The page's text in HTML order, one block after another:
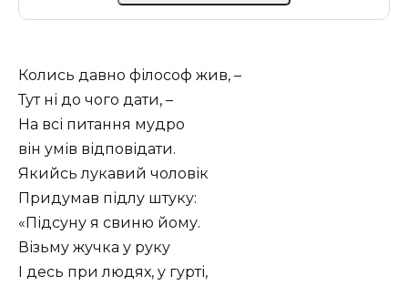
Колись давно філософ жив, –
Тут ні до чого дати, –
На всі питання мудро
він умів відповідати.
Якийсь лукавий чоловік
Придумав підлу штуку:
«Підсуну я свиню йому.
Візьму жучка у руку
І десь при людях, у гурті,